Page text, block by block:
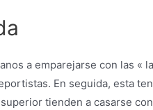
a emparejarse con las «
En seguida, esta
tienden a casarse